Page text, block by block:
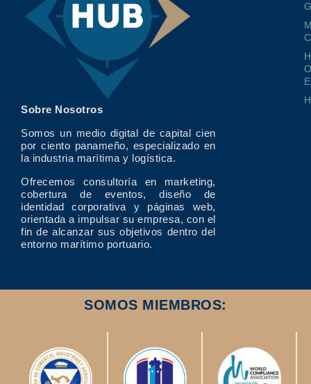
Sobre Nosotros
Somos un medio digital de capital cien
por ciento panameño, especializado en
la industria marítima y logística.
Ofrecemos consultoría en marketing,
cobertura de eventos, diseño de
identidad corporativa y páginas web,
orientada a impulsar su empresa, con el
fin de alcanzar sus objetivos dentro del
entorno marítimo portuario.
SOMOS MIEMBROS: